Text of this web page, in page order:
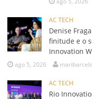
AC TECH
Denise
finitude e o
Innovation
ago 5, 2026
AC TECH
Rio